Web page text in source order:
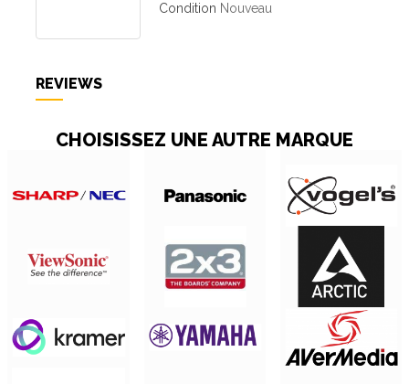
Condition Nouveau
REVIEWS
CHOISISSEZ UNE AUTRE MARQUE